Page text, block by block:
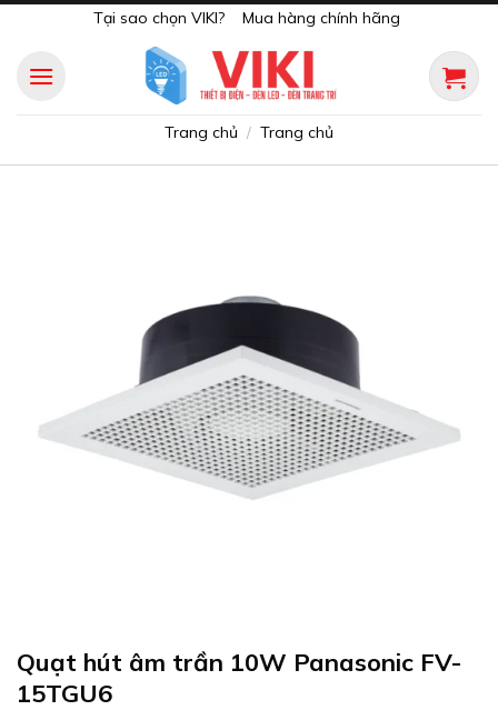
content
Tại sao chọn VIKI? Mua hàng chính hãng
Trang chủ / Trang chủ
Quạt hút âm trần 10W Panasonic FV-
15TGU6